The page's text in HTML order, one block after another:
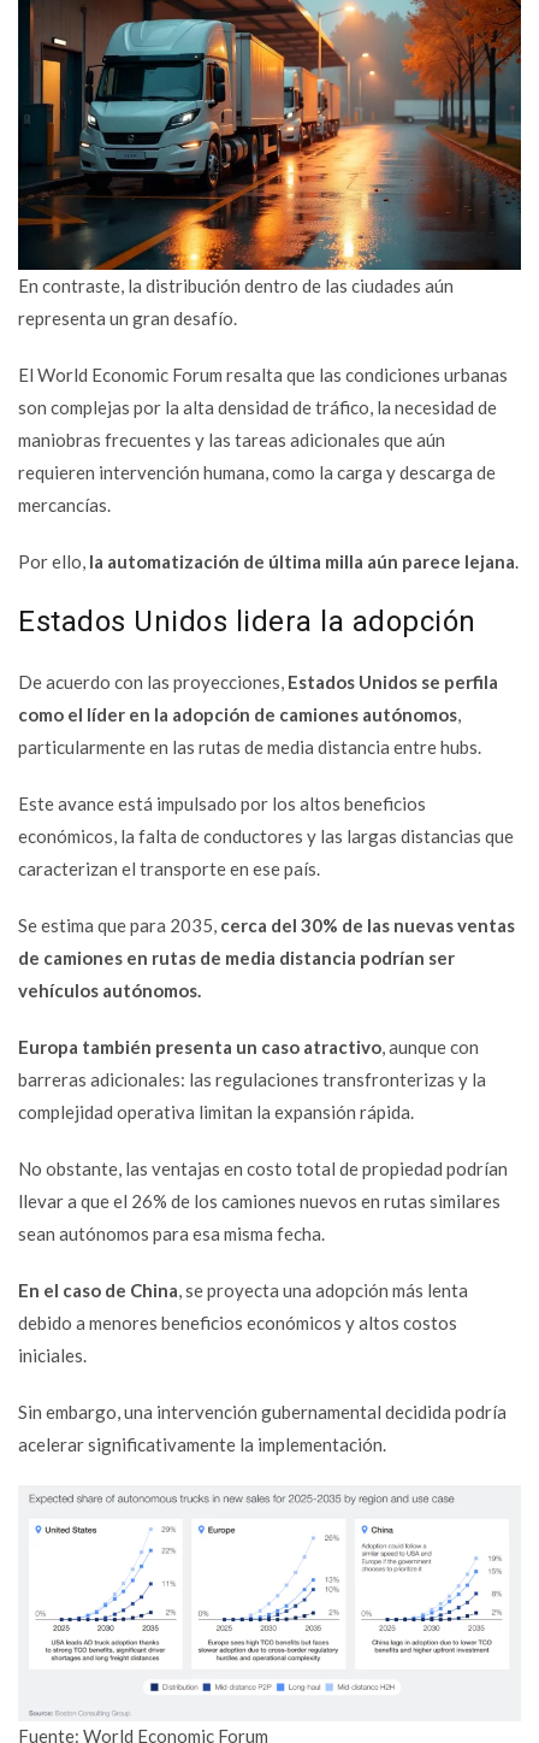
En contraste, la distribución dentro de las ciudades aún
representa un gran desafío.
El World Economic Forum resalta que las condiciones urbanas
son complejas por la alta densidad de tráfico, la necesidad de
maniobras frecuentes y las tareas adicionales que aún
requieren intervención humana, como la carga y descarga de
mercancías.
Por ello, la automatización de última milla aún parece lejana.
Estados Unidos lidera la adopción
De acuerdo con las proyecciones, Estados Unidos se perfila
como el líder en la adopción de camiones autónomos,
particularmente en las rutas de media distancia entre hubs.
Este avance está impulsado por los altos beneficios
económicos, la falta de conductores y las largas distancias que
caracterizan el transporte en ese país.
Se estima que para 2035, cerca del 30% de las nuevas ventas
de camiones en rutas de media distancia podrían ser
vehículos autónomos.
Europa también presenta un caso atractivo, aunque con
barreras adicionales: las regulaciones transfronterizas y la
complejidad operativa limitan la expansión rápida.
No obstante, las ventajas en costo total de propiedad podrían
llevar a que el 26% de los camiones nuevos en rutas similares
sean autónomos para esa misma fecha.
En el caso de China, se proyecta una adopción más lenta
debido a menores beneficios económicos y altos costos
iniciales.
Sin embargo, una intervención gubernamental decidida podría
acelerar significativamente la implementación.
Fuente: World Economic Forum